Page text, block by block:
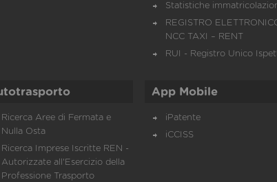
Statistiche
REGISTRO
NCC TAXI – RENT
RUI - Registro Unico
Ricerca Aree di Fermata e
Nulla Osta
Ricerca Imprese Iscritte REN -
Autorizzate all'Esercizio della
Professione Trasporto
App Mobile
iPatente
iCCISS